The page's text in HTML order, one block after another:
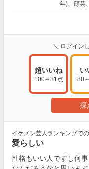
年)、顔芸
＼ ログイン
超いいね
100～81点
い
80
採
イケメン芸人ランキングで
愛らしい
性格もいい人ですし何